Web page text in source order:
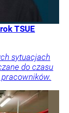
TSUE
sytuacjach
do czasu